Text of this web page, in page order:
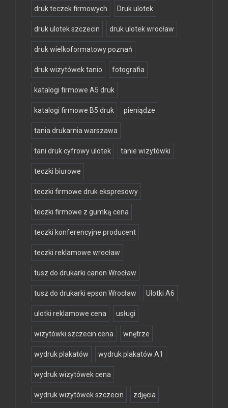
druk teczek firmowych Druk ulotek
druk ulotek szczecin druk ulotek wrocław
druk wielkoformatowy poznań
druk wizytówek tanio fotografia
katalogi firmowe A5 druk
katalogi firmowe B5 druk pieniądze
tania drukarnia warszawa
tani druk cyfrowy ulotek tanie wizytówki
teczki biurowe
teczki firmowe druk ekspresowy
teczki firmowe z gumką cena
teczki konferencyjne producent
teczki reklamowe wrocław
tusz do drukarki canon Wrocław
tusz do drukarki epson Wrocław Ulotki A6
ulotki reklamowe cena usługi
wizytówki szczecin cena wnętrze
wydruk plakatów wydruk plakatów A1
wydruk wizytówek cena
wydruk wizytówek szczecin zdjęcia